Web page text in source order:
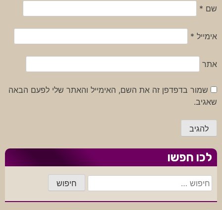
שם *
אימייל *
אתר
שמור בדפדפן זה את השם, האימייל והאתר שלי לפעם הבאה
שאגיב.
לכו חפשו
חיפוש: